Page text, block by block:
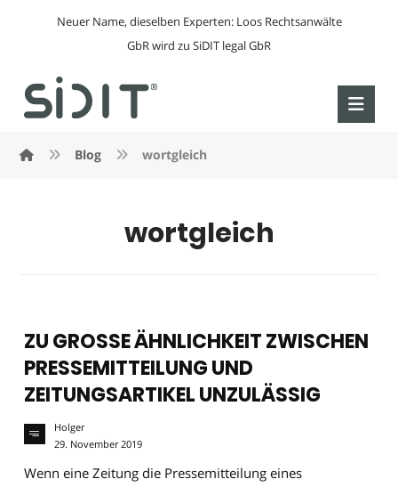
Neuer Name, dieselben Experten: Loos Rechtsanwälte
GbR wird zu SiDIT legal GbR
Blog wortgleich
wortgleich
ZU GROSSE ÄHNLICHKEIT ZWISCHEN
PRESSEMITTEILUNG UND
ZEITUNGSARTIKEL UNZULÄSSIG
Holger
29. November 2019
Wenn eine Zeitung die Pressemitteilung eines